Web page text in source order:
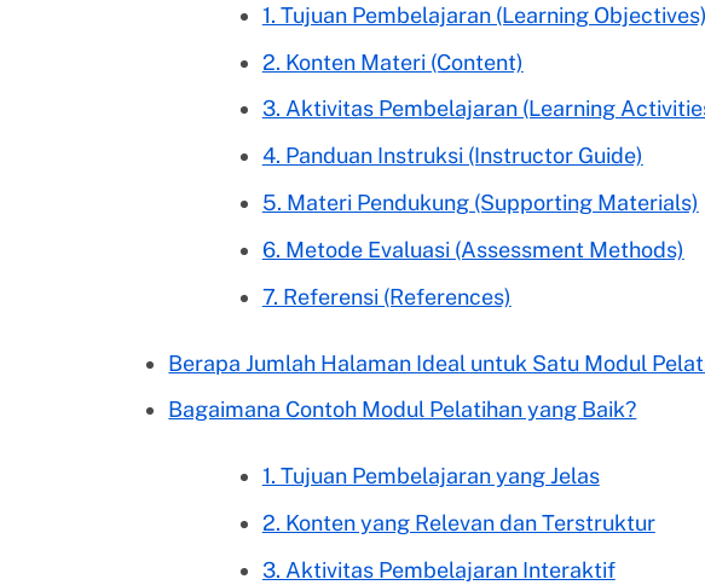
1. Tujuan Pembelajaran (Learning Objectives)
2. Konten Materi (Content)
3. Aktivitas Pembelajaran (Learning
4. Panduan Instruksi (Instructor Guide)
5. Materi Pendukung (Supporting Materials)
6. Metode Evaluasi (Assessment Methods)
7. Referensi (References)
Berapa Jumlah Halaman Ideal untuk Satu Modul
Bagaimana Contoh Modul Pelatihan yang Baik?
1. Tujuan Pembelajaran yang Jelas
2. Konten yang Relevan dan Terstruktur
3. Aktivitas Pembelajaran Interaktif